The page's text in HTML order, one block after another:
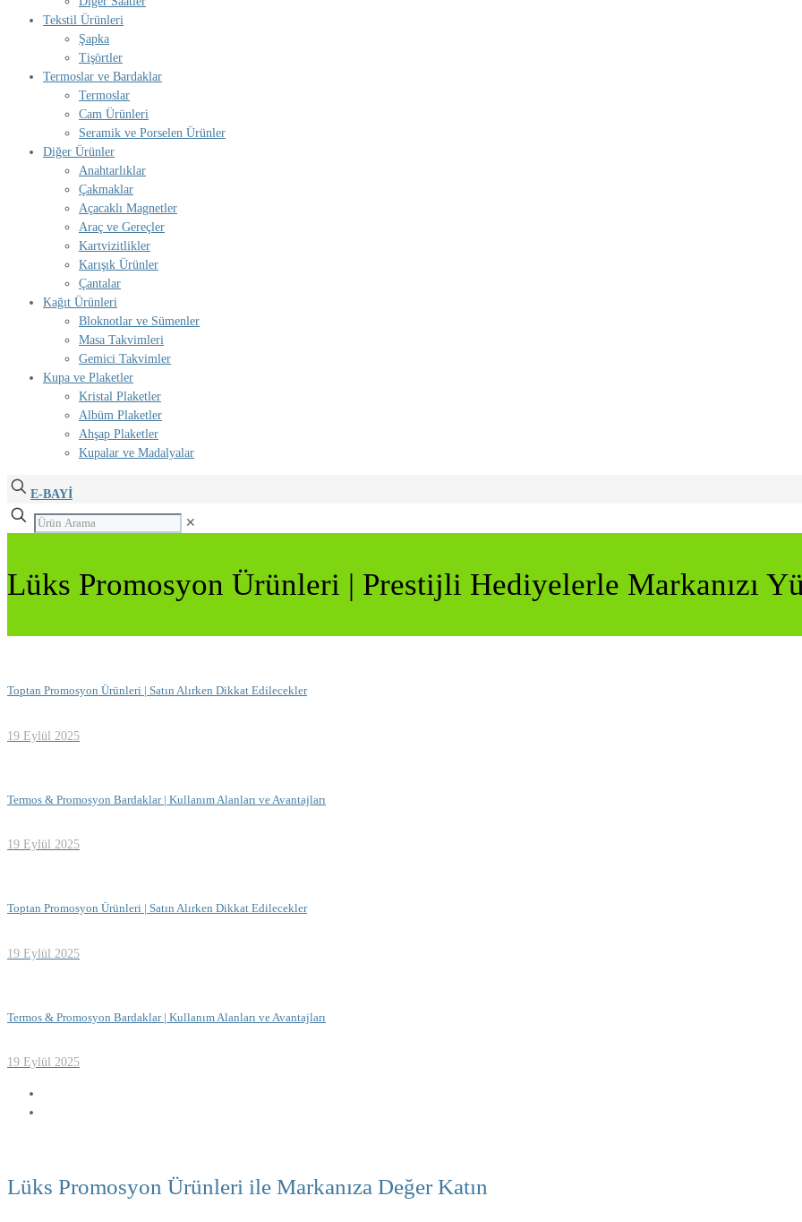
Tekstil Ürünleri
Şapka
Tişörtler
Termoslar ve Bardaklar
Termoslar
Cam Ürünleri
Seramik ve Porselen Ürünler
Diğer Ürünler
Anahtarlıklar
Çakmaklar
Açacaklı Magnetler
Araç ve Gereçler
Kartvizitlikler
Karışık Ürünler
Çantalar
Kağıt Ürünleri
Bloknotlar ve Sümenler
Masa Takvimleri
Gemici Takvimler
Kupa ve Plaketler
Kristal Plaketler
Albüm Plaketler
Ahşap Plaketler
Kupalar ve Madalyalar
E-BAYİ
✕
Lüks Promosyon Ürünleri | Prestijli Hediyelerle Markanızı
Toptan Promosyon Ürünleri | Satın Alırken Dikkat Edilecekler
19 Eylül 2025
Termos & Promosyon Bardaklar | Kullanım Alanları ve Avantajları
19 Eylül 2025
Toptan Promosyon Ürünleri | Satın Alırken Dikkat Edilecekler
19 Eylül 2025
Termos & Promosyon Bardaklar | Kullanım Alanları ve Avantajları
19 Eylül 2025
Lüks Promosyon Ürünleri ile Markanıza Değer Katın